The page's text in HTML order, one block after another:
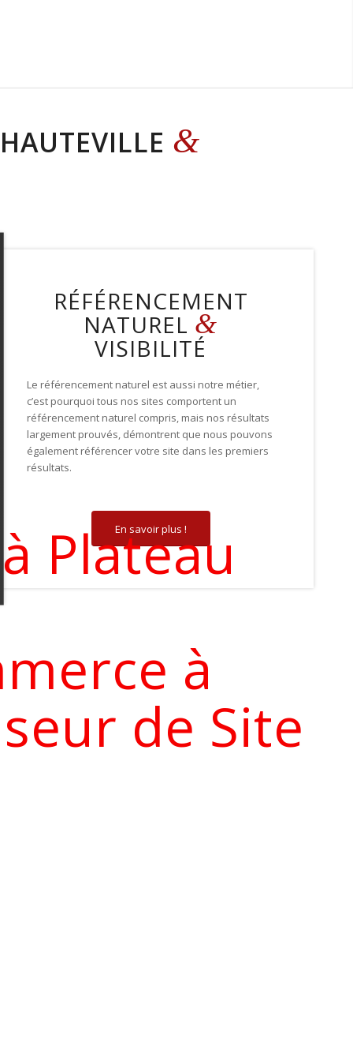
&
RÉFÉRENCEMENT
NATUREL &
VISIBILITÉ
Le référencement naturel est aussi notre métier,
c’est pourquoi tous nos sites comportent un
référencement naturel compris, mais nos résultats
largement prouvés, démontrent que nous pouvons
également référencer votre site dans les premiers
résultats.
En savoir plus !
Plateau
à
de Site